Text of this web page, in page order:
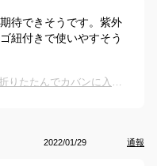
待できそうです。紫外
紐付きで使いやすそう
花粉対策出来るおしゃれな帽子で、折りたたんでカバンに入れられるものはありますか？
2022/01/29 通報